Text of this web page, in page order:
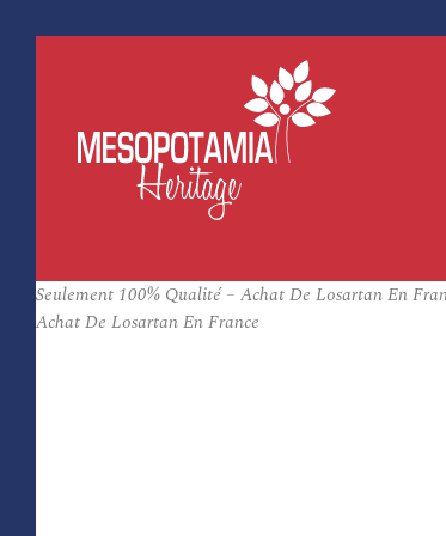
Seulement 100% Qualité – Achat De Losartan En
Achat De Losartan En France